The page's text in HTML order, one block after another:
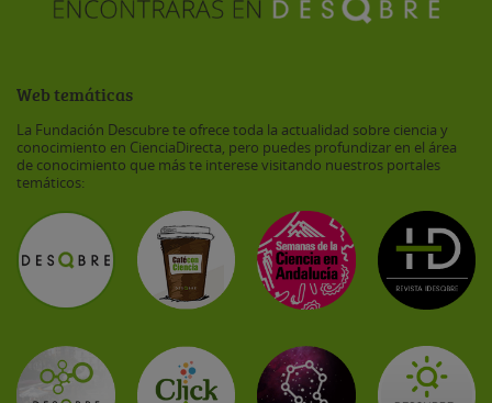
Web temáticas
La Fundación Descubre te ofrece toda la actualidad sobre ciencia y
conocimiento en CienciaDirecta, pero puedes profundizar en el área
de conocimiento que más te interese visitando nuestros portales
temáticos: